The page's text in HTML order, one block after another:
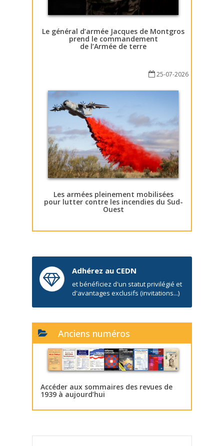
Le général d’armée Jacques de Montgros
prend le commandement
de l’Armée de terre
25-07-2026
Les armées pleinement mobilisées
pour lutter contre les incendies du Sud-
Ouest
Adhérez au CEDN
et bénéficiez d'un statut privilégié et
d'avantages exclusifs (invitations...)
Anciens numéros
Accéder aux sommaires des revues de
1939 à aujourd’hui